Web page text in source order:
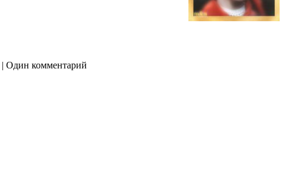
| Один комментарий